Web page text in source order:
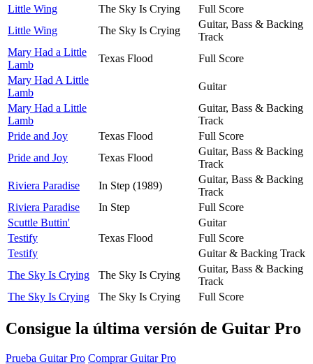
Little Wing
The Sky Is Crying
Full Score
Little Wing
The Sky Is Crying
Guitar, Bass & Backing
Track
Mary Had a Little
Lamb
Texas Flood
Full Score
Mary Had A Little
Lamb
Guitar
Mary Had a Little
Lamb
Guitar, Bass & Backing
Track
Pride and Joy
Texas Flood
Full Score
Pride and Joy
Texas Flood
Guitar, Bass & Backing
Track
Riviera Paradise
In Step (1989)
Guitar, Bass & Backing
Track
Riviera Paradise
In Step
Full Score
Scuttle Buttin'
Guitar
Testify
Texas Flood
Full Score
Testify
Guitar & Backing Track
The Sky Is Crying
The Sky Is Crying
Guitar, Bass & Backing
Track
The Sky Is Crying
The Sky Is Crying Full Score
Consigue la última versión de Guitar Pro
Prueba Guitar Pro Comprar Guitar Pro